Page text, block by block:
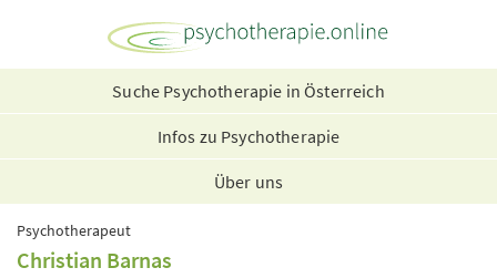
Suche Psychotherapie in Österreich
Infos zu Psychotherapie
Über uns
Psychotherapeut
Christian Barnas